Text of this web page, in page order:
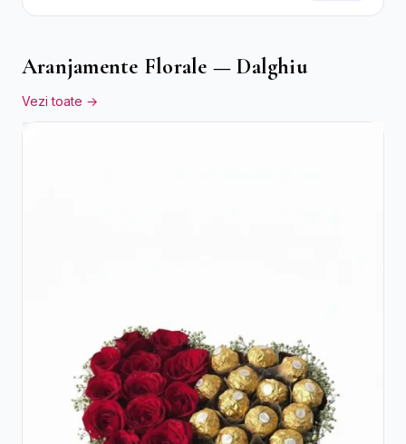
Flori Galbene.
Aranjamente Florale — Dalghiu
Vezi toate →